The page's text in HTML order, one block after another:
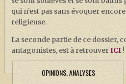
qui n’est pas sans évoquer
religieuse.
La seconde partie de ce dossier,
antagonistes, est à retrouverICI !
OPINIONS, ANALYSES